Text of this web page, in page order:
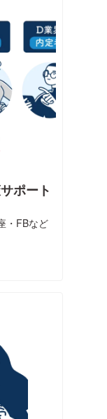
ポート
・FBなど